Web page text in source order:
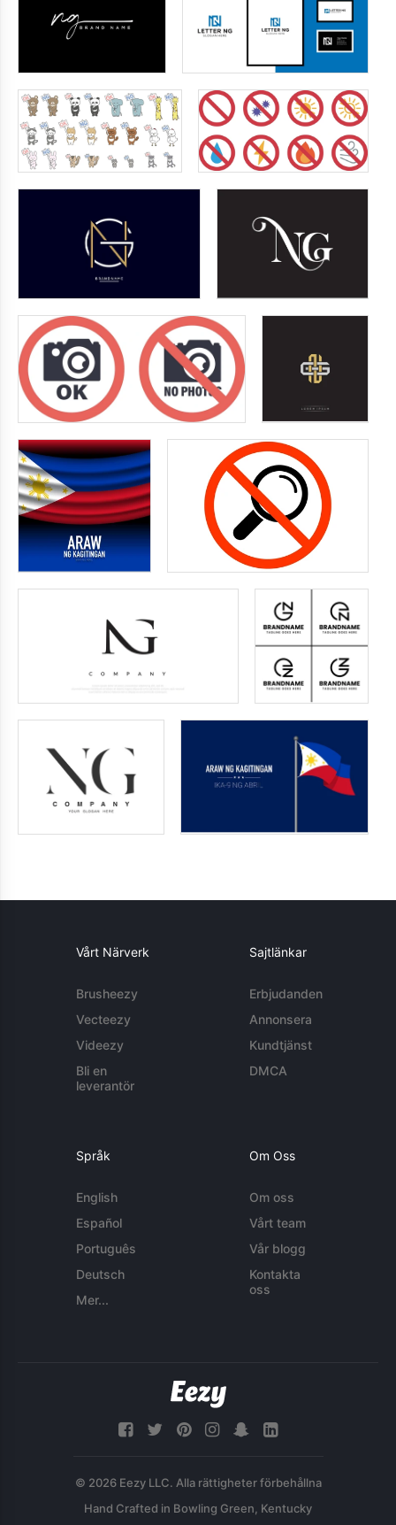
Vårt Närverk
Brusheezy
Vecteezy
Videezy
Bli en
leverantör
Sajtlänkar
Erbjudanden
Annonsera
Kundtjänst
DMCA
Språk
English
Español
Português
Deutsch
Mer...
Om Oss
Om oss
Vårt team
Vår blogg
Kontakta
oss
© 2026 Eezy LLC. Alla rättigheter förbehållna